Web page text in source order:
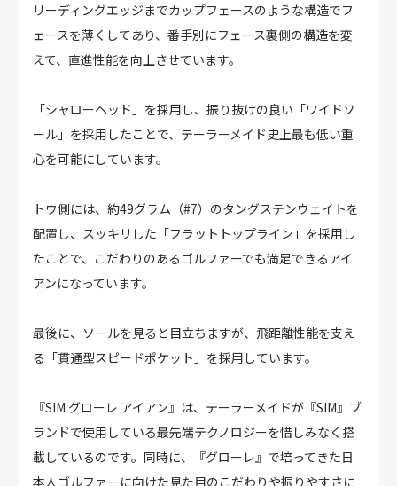
リーディングエッジまでカップフェースのような構造でフ
ェースを薄くしてあり、番手別にフェース裏側の構造を変
えて、直進性能を向上させています。
「シャローヘッド」を採用し、振り抜けの良い「ワイドソ
ール」を採用したことで、テーラーメイド史上最も低い重
心を可能にしています。
トウ側には、約49グラム（#7）のタングステンウェイトを
配置し、スッキリした「フラットトップライン」を採用し
たことで、こだわりのあるゴルファーでも満足できるアイ
アンになっています。
最後に、ソールを見ると目立ちますが、飛距離性能を支え
る「貫通型スピードポケット」を採用しています。
『SIM グローレ アイアン』は、テーラーメイドが『SIM』ブ
ランドで使用している最先端テクノロジーを惜しみなく搭
載しているのです。同時に、『グローレ』で培ってきた日
本人ゴルファーに向けた見た目のこだわりや振りやすさに